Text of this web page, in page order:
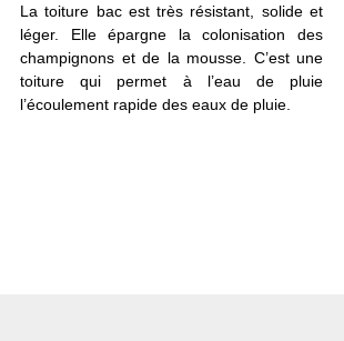
La toiture bac est très résistant, solide et
léger. Elle épargne la colonisation des
champignons et de la mousse. C’est une
toiture qui permet à l’eau de pluie
l’écoulement rapide des eaux de pluie.